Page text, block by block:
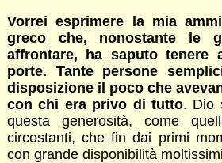
Vorrei esprimere la mia
greco che, nonostante le
affrontare, ha saputo
porte. Tante persone
disposizione il poco che
con chi era privo di tutto. Dio
questa generosità, come
circostanti, che fin dai primi
con grande disponibilità